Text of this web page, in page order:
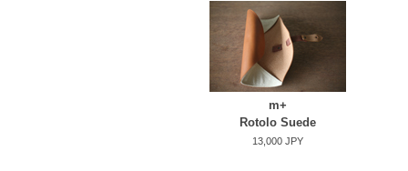
m+
Rotolo Suede
13,000 JPY